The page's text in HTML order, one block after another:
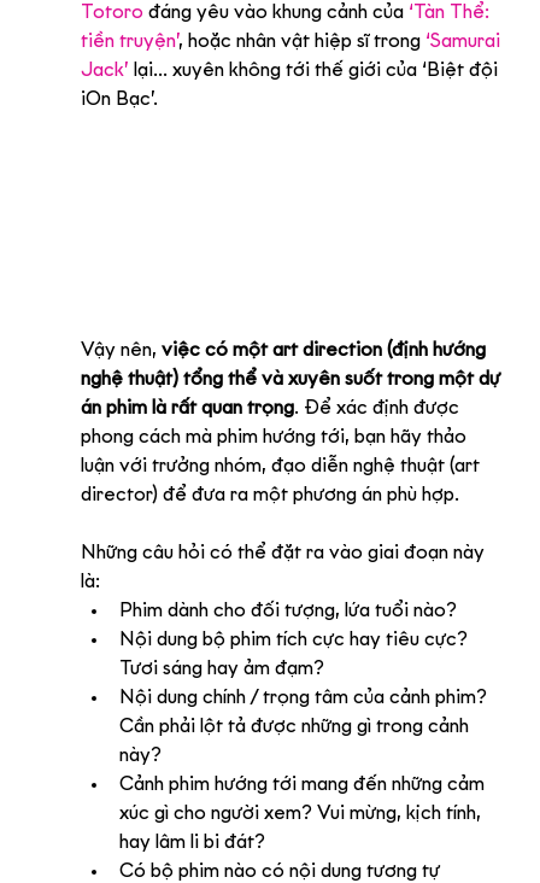
Totoro đáng yêu vào khung cảnh của ‘Tàn Thể:
tiền truyện’, hoặc nhân vật hiệp sĩ trong ‘Samurai
Jack’ lại... xuyên không tới thế giới của ‘Biệt đội
iOn Bạc’.
Vậy nên, việc có một art direction (định hướng
nghệ thuật) tổng thể và xuyên suốt trong một dự
án phim là rất quan trọng. Để xác định được
phong cách mà phim hướng tới, bạn hãy thảo
luận với trưởng nhóm, đạo diễn nghệ thuật (art
director) để đưa ra một phương án phù hợp.
Những câu hỏi có thể đặt ra vào giai đoạn này
là:
Phim dành cho đối tượng, lứa tuổi nào?
Nội dung bộ phim tích cực hay tiêu cực?
Tươi sáng hay ảm đạm?
Nội dung chính / trọng tâm của cảnh phim?
Cần phải lột tả được những gì trong cảnh
này?
Cảnh phim hướng tới mang đến những cảm
xúc gì cho người xem? Vui mừng, kịch tính,
hay lâm li bi đát?
Có bộ phim nào có nội dung tương tự